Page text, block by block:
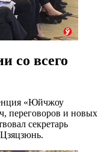
со всего
«Юйчжоу
переговоров и новых
секретарь